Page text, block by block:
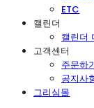
ETC
캘린더
캘린더
고객센터
주문하
공지사
그리심몰